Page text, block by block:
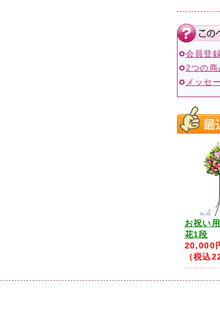
会員登
2つの
メッセ
お祝い
花1段
20,000
（税込